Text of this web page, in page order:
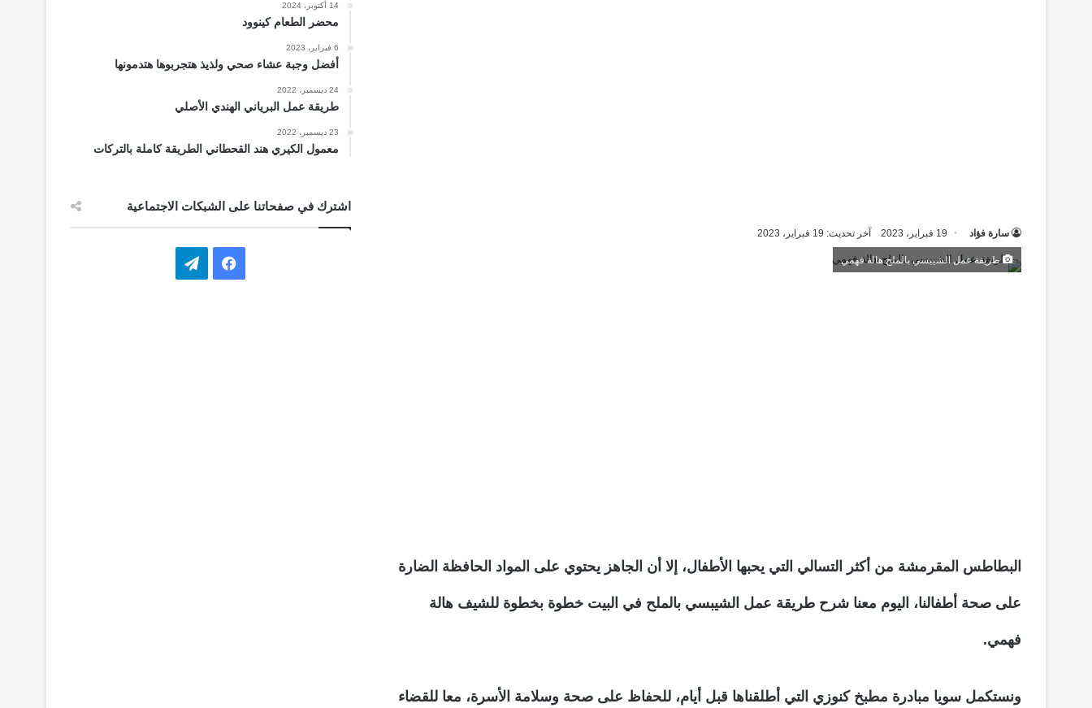
سارة فؤاد 19 فبراير، 2023 آخر تحديث: 19 فبراير، 2023
طريقة عمل الشيبسي بالملح هالة فهمي
البطاطس المقرمشة من أكثر التسالي التي يحبها الأطفال، إلا أن الجاهز يحتوي على المواد الحافظة الضارة
على صحة أطفالنا، اليوم معنا شرح طريقة عمل الشيبسي بالملح في البيت خطوة بخطوة للشيف هالة
فهمي.
ونستكمل سويا مبادرة مطبخ كنوزي التي أطلقناها قبل أيام، للحفاظ على صحة وسلامة الأسرة، معا للقضاء
14 أكتوبر، 2024
محضر الطعام كينوود
6 فبراير، 2023
أفضل وجبة عشاء صحي ولذيذ هتجربوها هتدمونها
24 ديسمبر، 2022
طريقة عمل البرياني الهندي الأصلي
23 ديسمبر، 2022
معمول الكيري هند القحطاني الطريقة كاملة بالتركات
اشترك في صفحاتنا على الشبكات الاجتماعية
ف
ت